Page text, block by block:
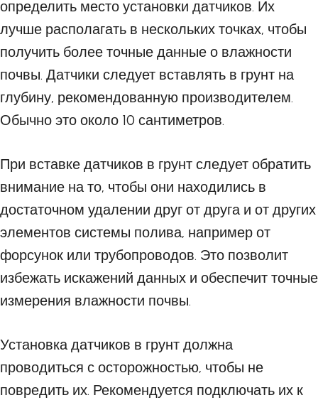
определить место установки датчиков. Их
лучше располагать в нескольких точках, чтобы
получить более точные данные о влажности
почвы. Датчики следует вставлять в грунт на
глубину, рекомендованную производителем.
Обычно это около 10 сантиметров.
При вставке датчиков в грунт следует обратить
внимание на то, чтобы они находились в
достаточном удалении друг от друга и от других
элементов системы полива, например от
форсунок или трубопроводов. Это позволит
избежать искажений данных и обеспечит точные
измерения влажности почвы.
Установка датчиков в грунт должна
проводиться с осторожностью, чтобы не
повредить их. Рекомендуется подключать их к